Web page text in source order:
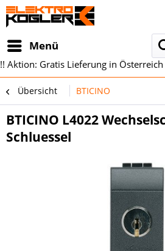
Menü
!! Aktion: Gratis Lieferung in
Übersicht BTICINO
BTICINO L4022
Schluessel